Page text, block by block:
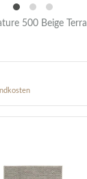
500 Beige Terra